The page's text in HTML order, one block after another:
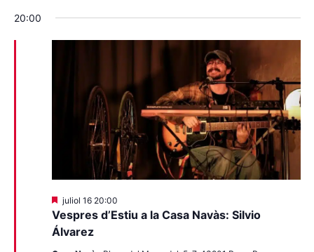
20:00
Vespres d’Estiu a la Casa Navàs: Silvio
Álvarez
Destacats
juliol 16 20:00